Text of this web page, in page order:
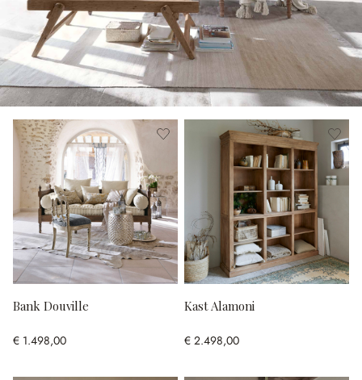
Bank Douville
€ 1.498,00
Kast Alamoni
€ 2.498,00